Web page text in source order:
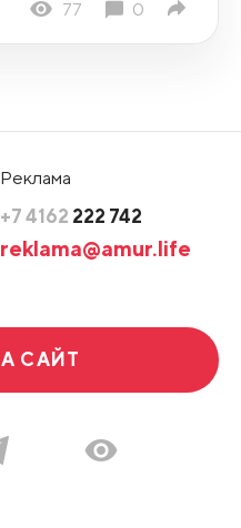
77 0
Реклама
+7 4162 222 742
reklama@amur.life
САЙТ